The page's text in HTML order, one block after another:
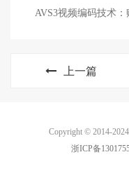
AVS3视频编码技术
上一篇
Copyright © 2014-
浙ICP备